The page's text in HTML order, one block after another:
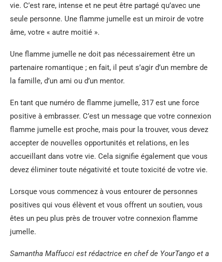
vie. C’est rare, intense et ne peut être partagé qu’avec une
seule personne. Une flamme jumelle est un miroir de votre
âme, votre « autre moitié ».
Une flamme jumelle ne doit pas nécessairement être un
partenaire romantique ; en fait, il peut s’agir d’un membre de
la famille, d’un ami ou d’un mentor.
En tant que numéro de flamme jumelle, 317 est une force
positive à embrasser. C’est un message que votre connexion
flamme jumelle est proche, mais pour la trouver, vous devez
accepter de nouvelles opportunités et relations, en les
accueillant dans votre vie. Cela signifie également que vous
devez éliminer toute négativité et toute toxicité de votre vie.
Lorsque vous commencez à vous entourer de personnes
positives qui vous élèvent et vous offrent un soutien, vous
êtes un peu plus près de trouver votre connexion flamme
jumelle.
Samantha Maffucci est rédactrice en chef de YourTango et a